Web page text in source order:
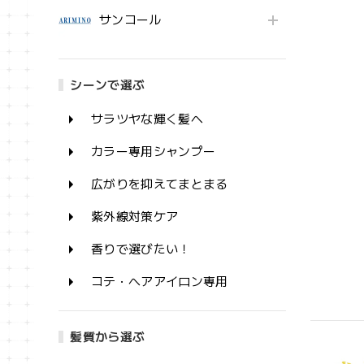
サンコール
シーンで選ぶ
サラツヤな輝く髪へ
カラー専用シャンプー
広がりを抑えてまとまる
紫外線対策ケア
香りで選びたい！
コテ・ヘアアイロン専用
髪質から選ぶ